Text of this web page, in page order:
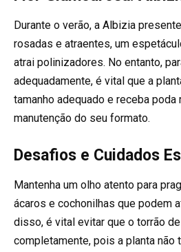
Durante o verão, a Albizia
rosadas e atraentes, um
atrai polinizadores. No entanto,
adequadamente, é vital que a
tamanho adequado e receba poda
manutenção do seu formato.
Desafios e Cuidados
Mantenha um olho atento para
ácaros e cochonilhas que podem
disso, é vital evitar que o torrão
completamente, pois a planta não